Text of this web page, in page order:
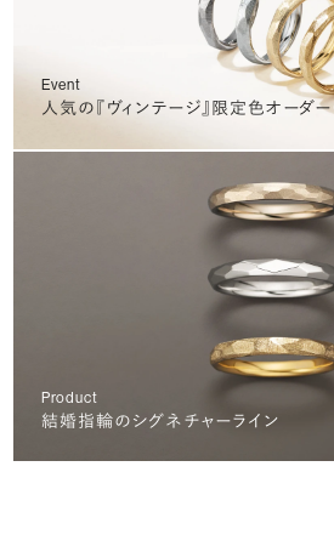
Event
人気の『ヴィンテージ』限定色オーダー
Product
結婚指輪のシグネチャーライン